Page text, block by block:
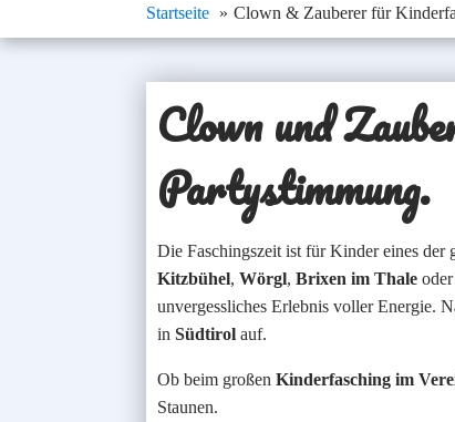
Startseite Clown & Zauberer für
Clown und
Partystimmung.
Die Faschingszeit ist für Kinder eines der
Kitzbühel, Wörgl, Brixen im Thale
unvergessliches Erlebnis voller Energie.
in Südtirol auf.
Ob beim großen Kinderfasching im
Staunen.